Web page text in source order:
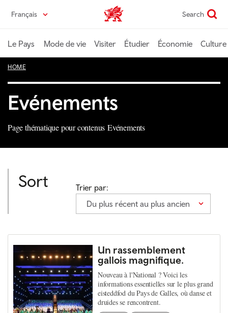
principal
Français Wales home Search
Le Pays Mode de vie Visiter Étudier Économie
HOME
Evénements
Page thématique pour contenus Evénements
Sort
Trier par:
Du plus récent au plus ancien
Un rassemblement
gallois magnifique.
Nouveau à l'National ? Voici les
informations essentielles sur le plus grand
eisteddfod du Pays de Galles, où danse et
druides se rencontrent.